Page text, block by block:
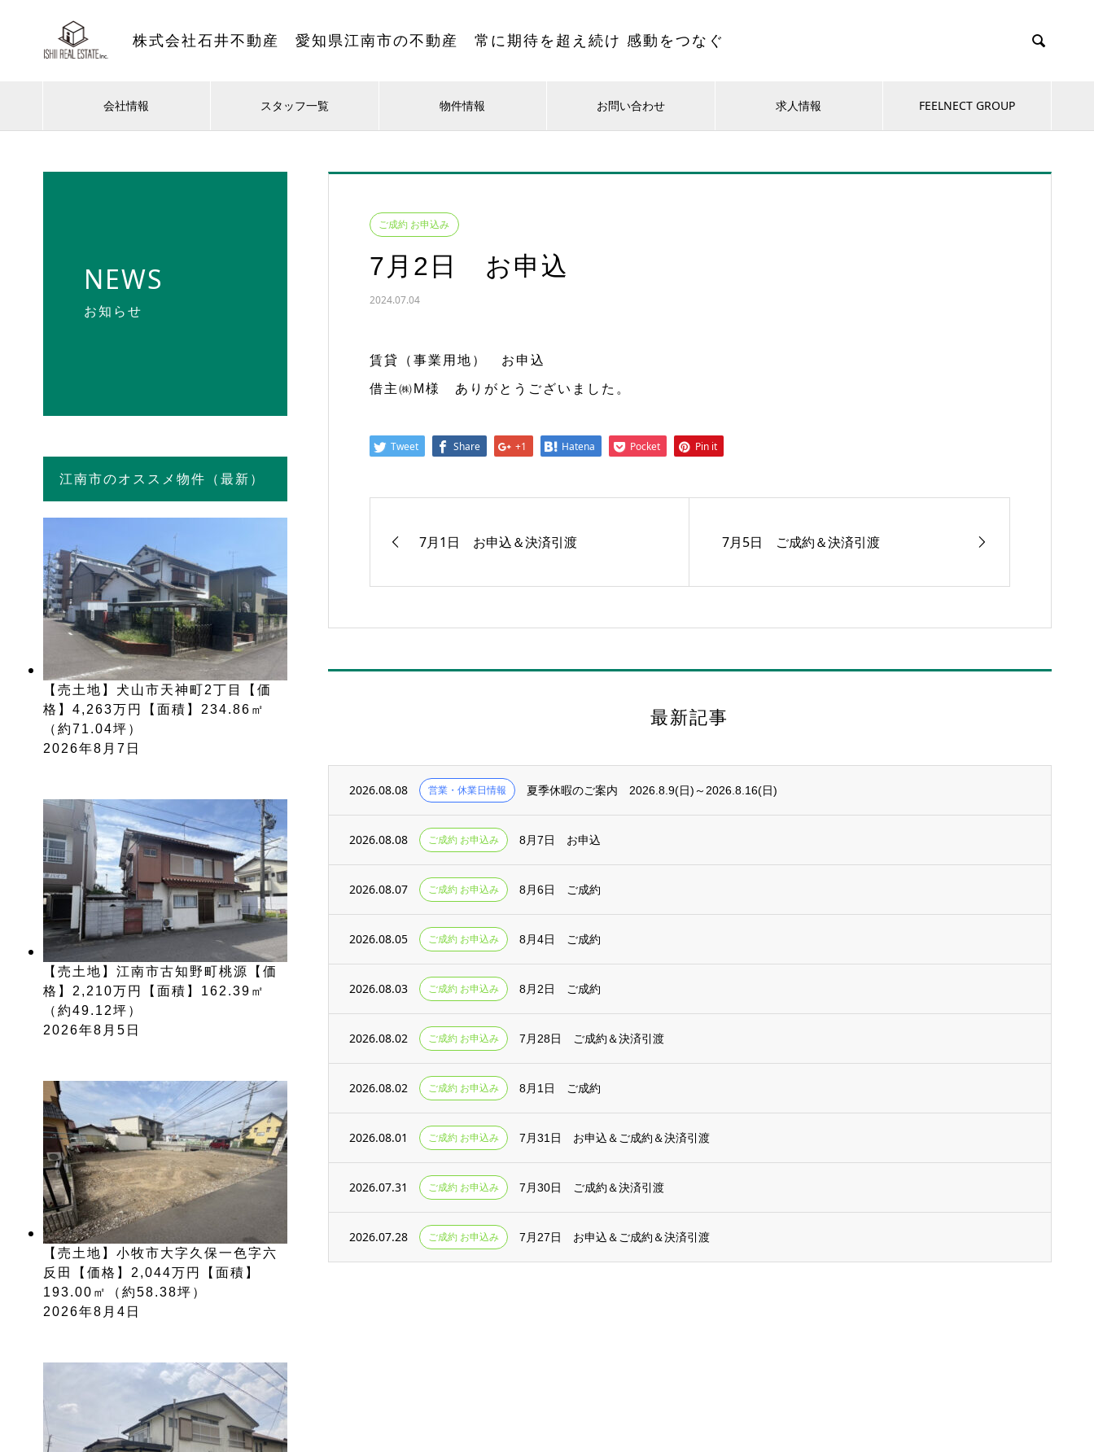
株式会社石井不動産 愛知県江南市の不動産 常に期待を超え続け 感動をつなぐ 
会社情報 スタッフ一覧 物件情報 お問い合わせ 求人情報 FEELNECT GROUP
NEWS
お知らせ
ご成約 お申込み
7月2日 お申込
2024.07.04
賃貸（事業用地） お申込
借主㈱M様 ありがとうございました。
Tweet Share +1 Hatena Pocket Pin it
7月1日 お申込＆決済引渡 7月5日 ご成約＆決済引渡
最新記事
2026.08.08 営業・休業日情報 夏季休暇のご案内 2026.8.9(日)～2026.8.16(日)
2026.08.08 ご成約 お申込み 8月7日 お申込
2026.08.07 ご成約 お申込み 8月6日 ご成約
2026.08.05 ご成約 お申込み 8月4日 ご成約
2026.08.03 ご成約 お申込み 8月2日 ご成約
2026.08.02 ご成約 お申込み 7月28日 ご成約＆決済引渡
2026.08.02 ご成約 お申込み 8月1日 ご成約
2026.08.01 ご成約 お申込み 7月31日 お申込＆ご成約＆決済引渡
2026.07.31 ご成約 お申込み 7月30日 ご成約＆決済引渡
2026.07.28 ご成約 お申込み 7月27日 お申込＆ご成約＆決済引渡
江南市のオススメ物件（最新）
【売土地】犬山市天神町2丁目【価
格】4,263万円【面積】234.86㎡
（約71.04坪）
2026年8月7日
【売土地】江南市古知野町桃源【価
格】2,210万円【面積】162.39㎡
（約49.12坪）
2026年8月5日
【売土地】小牧市大字久保一色字六
反田【価格】2,044万円【面積】
193.00㎡（約58.38坪）
2026年8月4日